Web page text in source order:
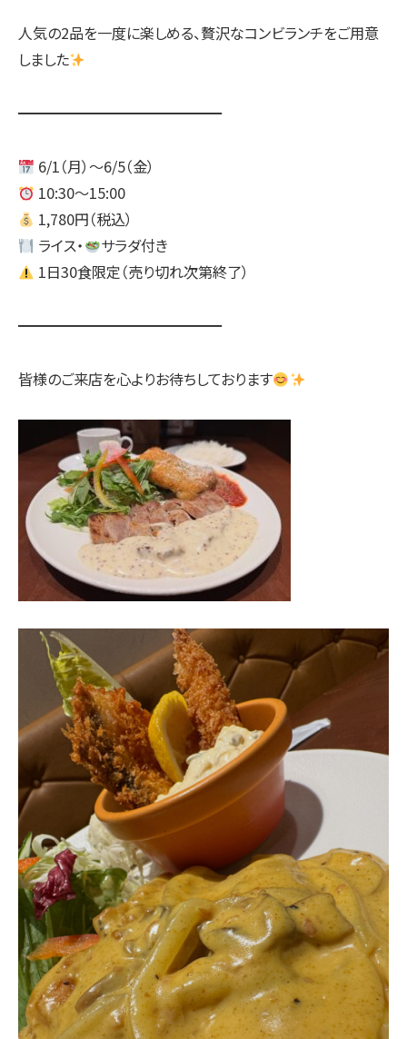
人気の2品を一度に楽しめる、贅沢なコンビランチをご用意
しました
━━━━━━━━━━━━━━
6/1（月）〜6/5（金）
10:30〜15:00
1,780円（税込）
ライス・
サラダ付き
1日30食限定（売り切れ次第終了）
━━━━━━━━━━━━━━
皆様のご来店を心よりお待ちしております